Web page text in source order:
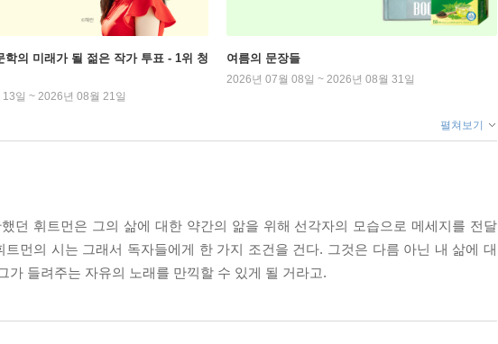
학의 미래가 될 젊은 작가 투표 - 1위 청
일 ~ 2026년 08월 21일
여름의 문장들
2026년 07월 08일 ~ 2026년 08월 31일
펼쳐보기
던 휘트먼은 그의 삶에 대한 약간의 앎을 위해 선각자의 모습으로 메세지를 전달
먼의 시는 그래서 독자들에게 한 가지 조건을 건다. 그것은 다름 아닌 내 삶에 대
들려주는 자유의 노래를 만끽할 수 있게 될 거라고.